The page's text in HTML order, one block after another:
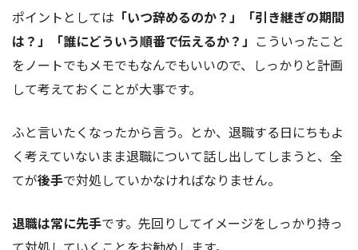
ポイントとしては 「いつ辞めるのか？」「引き継ぎの期間
は？」「誰にどういう順番で伝えるか？」 こういったこと
をノートでもメモでもなんでもいいので、しっかりと計画
して考えておくことが大事です。
ふと言いたくなったから言う。とか、退職する日にちもよ
く考えていないまま退職について話し出してしまうと、全
てが後手で対処していかなければなりません。
退職は常に先手です。先回りしてイメージをしっかり持っ